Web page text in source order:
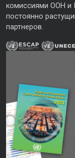
комиссиями ООН и
постоянно
партнеров.